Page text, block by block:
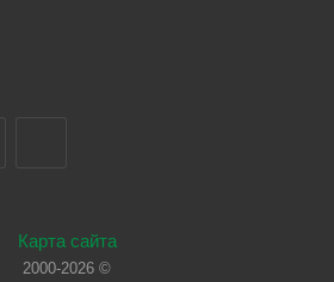
Карта сайта
2000-2026 ©